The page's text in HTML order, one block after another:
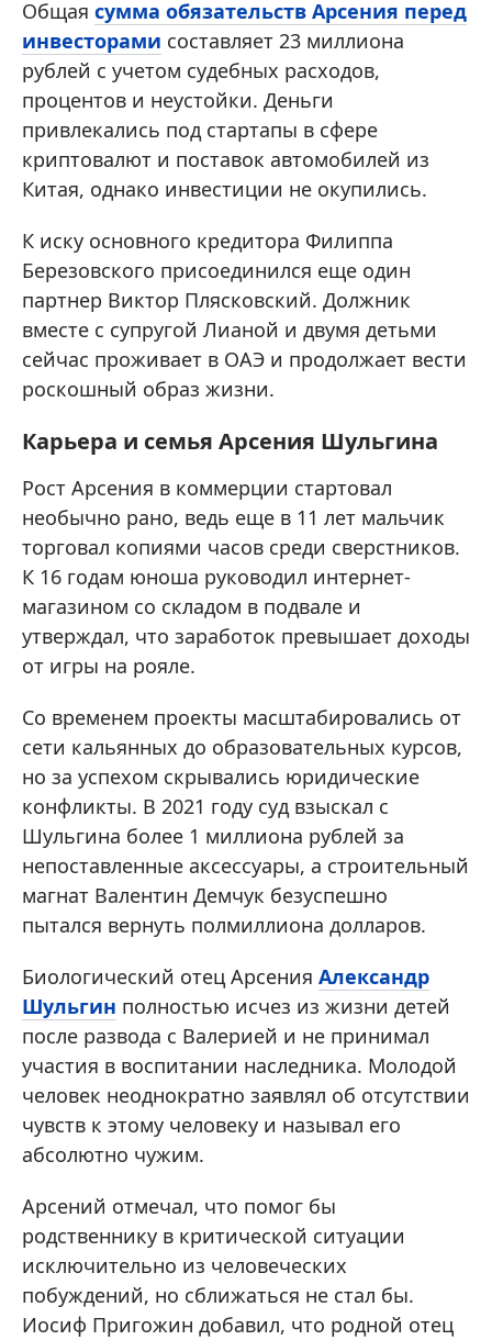
Общая сумма обязательств Арсения перед
инвесторами составляет 23 миллиона
рублей с учетом судебных расходов,
процентов и неустойки. Деньги
привлекались под стартапы в сфере
криптовалют и поставок автомобилей из
Китая, однако инвестиции не окупились.
К иску основного кредитора Филиппа
Березовского присоединился еще один
партнер Виктор Плясковский. Должник
вместе с супругой Лианой и двумя детьми
сейчас проживает в ОАЭ и продолжает вести
роскошный образ жизни.
Карьера и семья Арсения Шульгина
Рост Арсения в коммерции стартовал
необычно рано, ведь еще в 11 лет мальчик
торговал копиями часов среди сверстников.
К 16 годам юноша руководил интернет-
магазином со складом в подвале и
утверждал, что заработок превышает доходы
от игры на рояле.
Со временем проекты масштабировались от
сети кальянных до образовательных курсов,
но за успехом скрывались юридические
конфликты. В 2021 году суд взыскал с
Шульгина более 1 миллиона рублей за
непоставленные аксессуары, а строительный
магнат Валентин Демчук безуспешно
пытался вернуть полмиллиона долларов.
Биологический отец Арсения Александр
Шульгин полностью исчез из жизни детей
после развода с Валерией и не принимал
участия в воспитании наследника. Молодой
человек неоднократно заявлял об отсутствии
чувств к этому человеку и называл его
абсолютно чужим.
Арсений отмечал, что помог бы
родственнику в критической ситуации
исключительно из человеческих
побуждений, но сближаться не стал бы.
Иосиф Пригожин добавил, что родной отец